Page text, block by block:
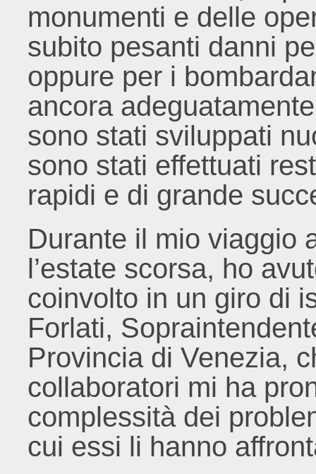
monumenti e delle
subito pesanti danni
oppure per i
ancora
sono stati sviluppati
sono stati effettuati
rapidi e di grande
Durante il mio viaggio
l’estate scorsa, ho
coinvolto in un giro di
Forlati,
Provincia di Venezia,
collaboratori mi ha
complessità dei
cui essi li hanno